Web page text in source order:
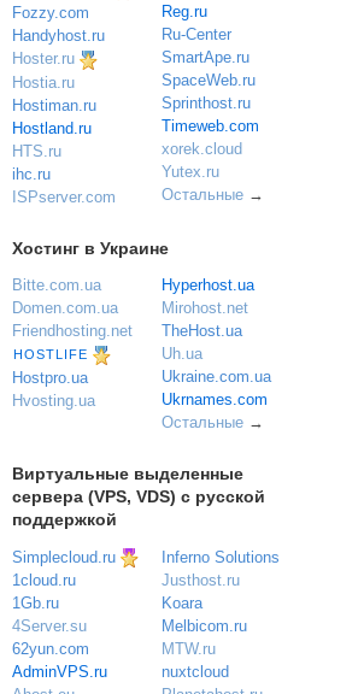
Fozzy.com
Handyhost.ru
Hoster.ru
Hostia.ru
Hostiman.ru
Hostland.ru
HTS.ru
ihc.ru
ISPserver.com
Reg.ru
Ru-Center
SmartApe.ru
SpaceWeb.ru
Sprinthost.ru
Timeweb.com
xorek.cloud
Yutex.ru
Остальные→
Хостинг в Украине
Bitte.com.ua
Domen.com.ua
Friendhosting.net
HOSTLIFE
Hostpro.ua
Hvosting.ua
Hyperhost.ua
Mirohost.net
TheHost.ua
Uh.ua
Ukraine.com.ua
Ukrnames.com
Остальные→
Виртуальные выделенные
сервера (VPS, VDS) с русской
поддержкой
Simplecloud.ru
1cloud.ru
1Gb.ru
4Server.su
62yun.com
AdminVPS.ru
Inferno Solutions
Justhost.ru
Koara
Melbicom.ru
MTW.ru
nuxtcloud